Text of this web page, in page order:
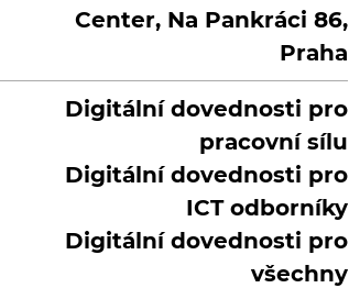
Center, Na Pankráci 86,
Praha
Digitální dovednosti pro
pracovní sílu
Digitální dovednosti pro
ICT odborníky
Digitální dovednosti pro
všechny